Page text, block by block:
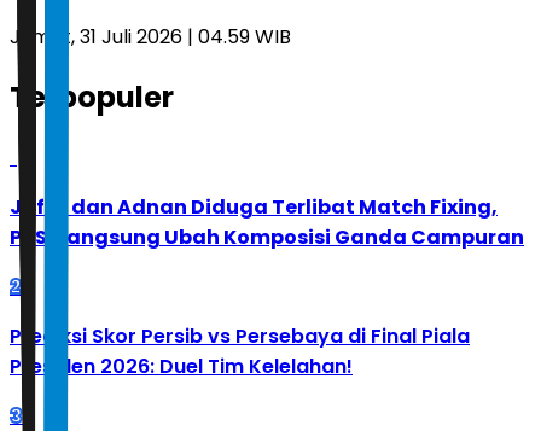
Jumat, 31 Juli 2026 | 04.59 WIB
Terpopuler
Jafar dan Adnan Diduga Terlibat Match Fixing,
PBSI Langsung Ubah Komposisi Ganda Campuran
2
Prediksi Skor Persib vs Persebaya di Final Piala
Presiden 2026: Duel Tim Kelelahan!
3